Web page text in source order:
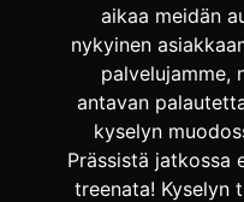
aikaa meidän
nykyinen
palvelujamme,
antavan
kyselyn
Prässistä jatkossa
treenata! Kyselyn